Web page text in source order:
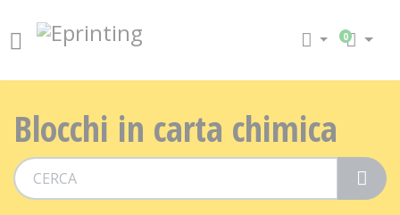
0
Blocchi in carta chimica
Vai